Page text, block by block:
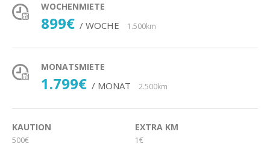
WOCHENMIETE
899€ / WOCHE 1.500km
MONATSMIETE
1.799€ / MONAT 2.500km
KAUTION
500€
EXTRA KM
1€